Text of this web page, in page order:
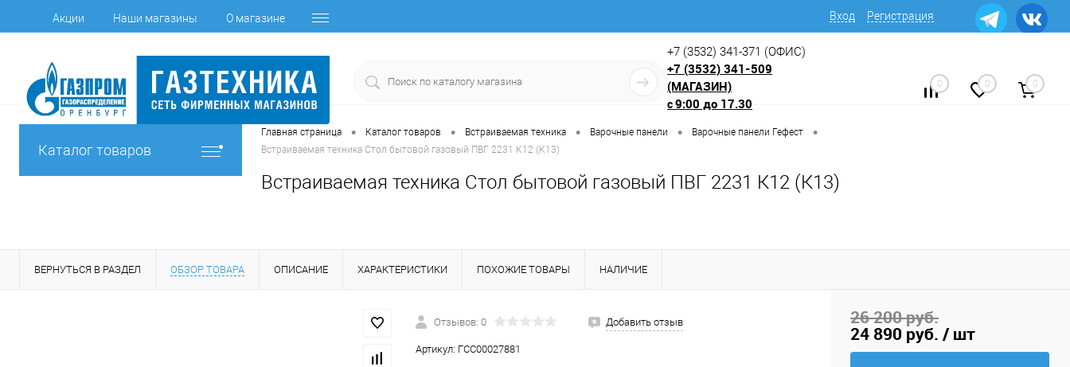
Акции Наши магазины О магазине Вход Регистрация
+7 (3532) 341-371 (ОФИС)
+7 (3532) 341-509
(МАГАЗИН)
с9:00 до 17.30
0 0 0
Каталог товаров
Главная страница • Каталог товаров • Встраиваемая техника • Варочные панели • Варочные панели Гефест •
Встраиваемая техника Стол бытовой газовый ПВГ 2231 К12 (К13)
Встраиваемая техника Стол бытовой газовый ПВГ 2231 К12 (К13)
ВЕРНУТЬСЯ В РАЗДЕЛ ОБЗОР ТОВАРА ОПИСАНИЕ ХАРАКТЕРИСТИКИ ПОХОЖИЕ ТОВАРЫ НАЛИЧИЕ
Отзывов: 0 Добавить отзыв
Артикул: ГСС00027881
26 200 руб.
24 890 руб. / шт